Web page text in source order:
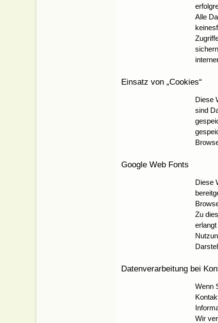
Alle
Einsatz von „Cookies“
Diese
sind
Google Web Fonts
Diese
Zu
Datenverarbeitung bei
Wenn
Wir